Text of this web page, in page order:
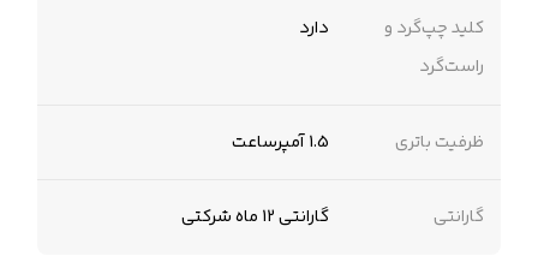
کلید چپ‌گرد و
راست‌گرد
دارد
ظرفیت باتری 1.5 آمپرساعت
گارانتی گارانتی 12 ماه شرکتی